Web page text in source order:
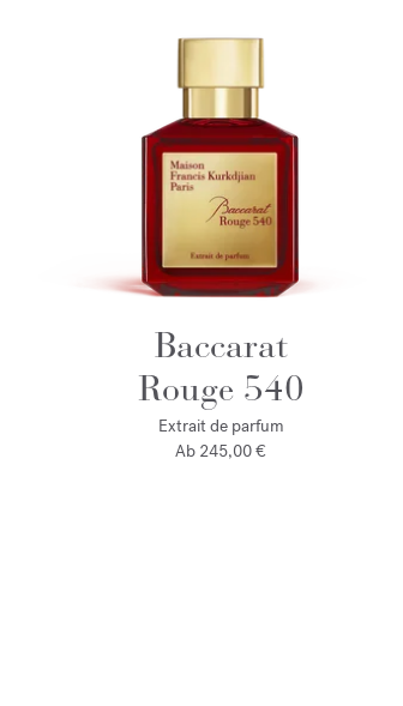
Baccarat
Rouge 540
Extrait de parfum
Ab 245,00 €